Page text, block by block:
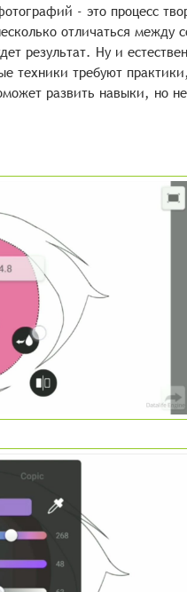
- это процесс
отличаться между
результат. Ну и
техники требуют
развить навыки, но